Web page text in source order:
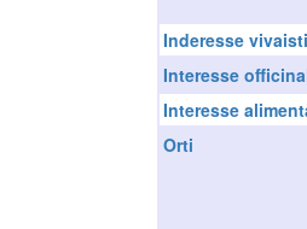
Inderesse
Interesse
Interesse
Orti